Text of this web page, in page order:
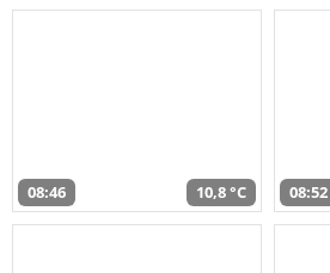
08:46 10,8 °C 08:52